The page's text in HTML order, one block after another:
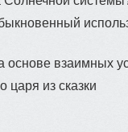
основе взаимных
царя из сказки